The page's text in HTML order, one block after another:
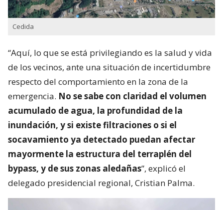
Cedida
“Aquí, lo que se está privilegiando es la salud y vida
de los vecinos, ante una situación de incertidumbre
respecto del comportamiento en la zona de la
emergencia. No se sabe con claridad el volumen
acumulado de agua, la profundidad de la
inundación, y si existe filtraciones o si el
socavamiento ya detectado puedan afectar
mayormente la estructura del terraplén del
bypass, y de sus zonas aledañas”, explicó el
delegado presidencial regional, Cristian Palma.